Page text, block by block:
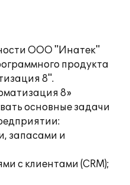
ООО "Инатек"
продукта
8".
8»
основные задачи
запасами и
с клиентами (CRM);